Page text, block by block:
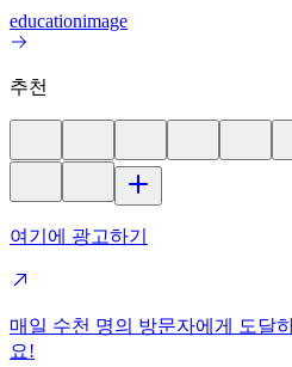
educationimage
추천
여기에 광고하기
매일 수천 명의 방문자에게 도달
요!